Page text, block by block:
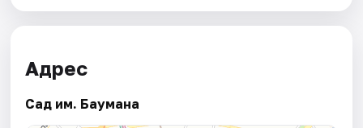
Адрес
Сад им. Баумана